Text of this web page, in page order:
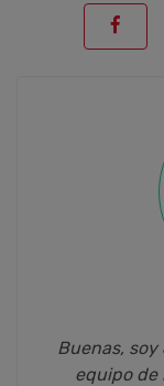
Buenas,
equipo de